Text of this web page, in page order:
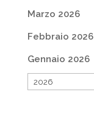
Marzo 2026
Febbraio 2026
Gennaio 2026